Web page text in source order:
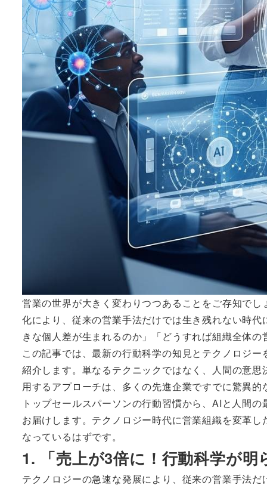
営業の世界が大きく変わりつつあることをご存知で
化により、従来の営業手法だけでは生き残れない時
きな個人差が生まれるのか」「どうすれば組織全体
この記事では、最新の行動科学の知見とテクノロジ
紹介します。単なるテクニックではなく、人間の意
用するアプローチは、多くの先進企業ですでに驚異
トップセールスパーソンの行動習慣から、AIと人間
お届けします。テクノロジー時代に営業組織を変革
なっているはずです。
1. 「売上が3倍に！行動科学が
テクノロジーの急速な発展により、従来の営業手法